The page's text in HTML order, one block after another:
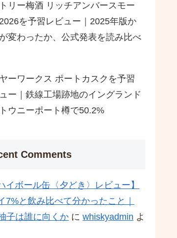
リー梅酒 リッチアンバースモー
を予習レビュー｜2025年版か
変わったか、公式発表を読み比べ
ーワークス ポートカスクを予習
ー｜鉄線工場跡地のイングランド
ウニーポート樽で50.2%
Comments
イボール缶〈夕どき〉レビュー】
7%と飲み比べて分かったこと｜
子は誰に向くか に whiskyadmin よ